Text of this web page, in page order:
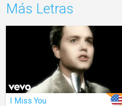
Más Letras
I Miss You